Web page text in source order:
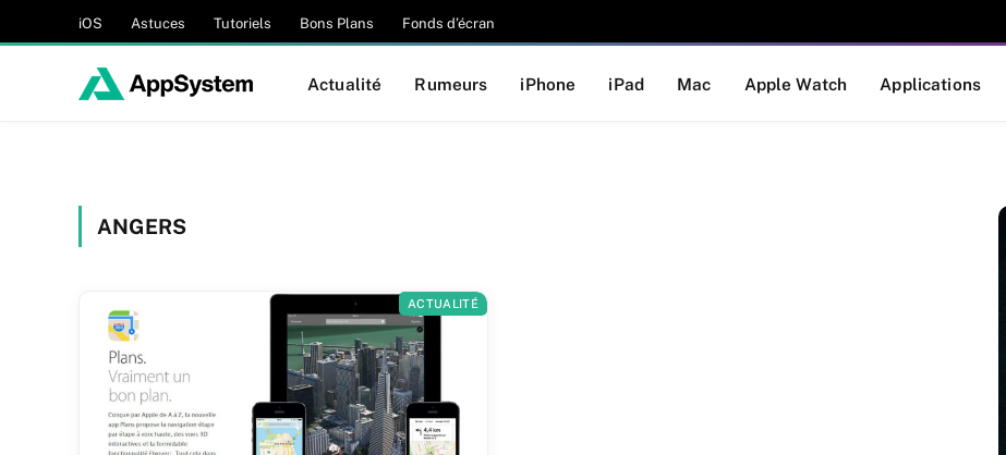
iOS Astuces Tutoriels Bons Plans Fonds d’écran
Actualité Rumeurs iPhone iPad Mac Apple Watch Applications
ANGERS
ACTUALITÉ